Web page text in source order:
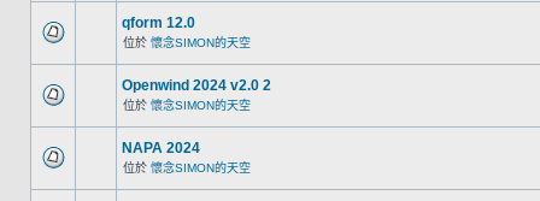
qform 12.0
位於 懷念SIMON的天空
Openwind 2024 v2.0 2
位於 懷念SIMON的天空
NAPA 2024
位於 懷念SIMON的天空